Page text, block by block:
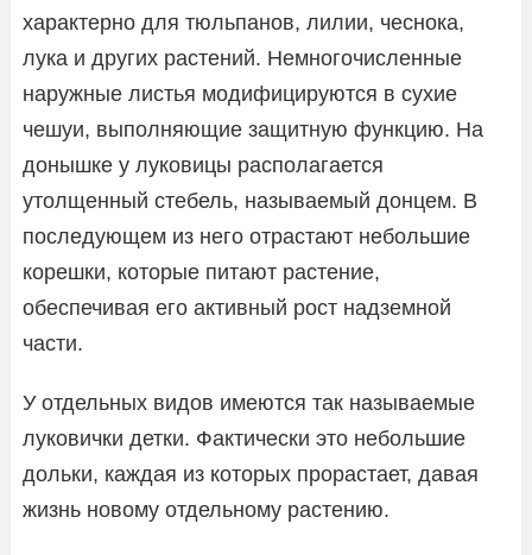
характерно для тюльпанов, лилии, чеснока,
лука и других растений. Немногочисленные
наружные листья модифицируются в сухие
чешуи, выполняющие защитную функцию. На
донышке у луковицы располагается
утолщенный стебель, называемый донцем. В
последующем из него отрастают небольшие
корешки, которые питают растение,
обеспечивая его активный рост надземной
части.
У отдельных видов имеются так называемые
луковички детки. Фактически это небольшие
дольки, каждая из которых прорастает, давая
жизнь новому отдельному растению.